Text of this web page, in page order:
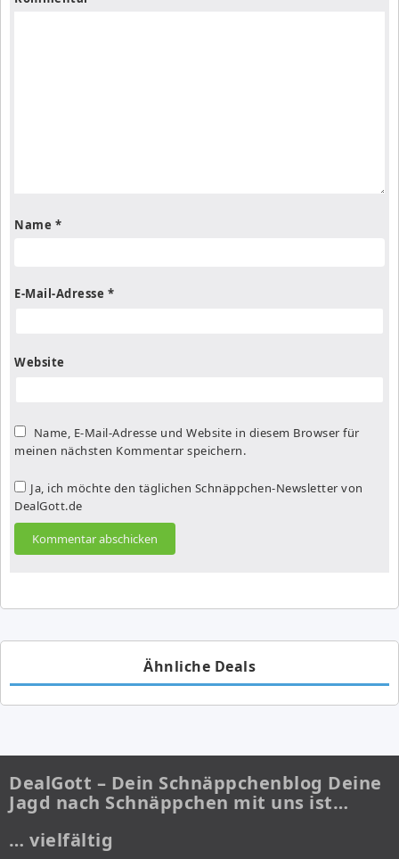
Name *
E-Mail-Adresse *
Website
Name, E-Mail-Adresse und Website in diesem Browser für
meinen nächsten Kommentar speichern.
Ja, ich möchte den täglichen Schnäppchen-Newsletter von
DealGott.de
Ähnliche Deals
DealGott – Dein Schnäppchenblog Deine
Jagd nach Schnäppchen mit uns ist…
… vielfältig